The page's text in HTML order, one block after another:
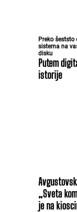
Preko
sistema na
disku
Putem
istorije
„Sveta
je na